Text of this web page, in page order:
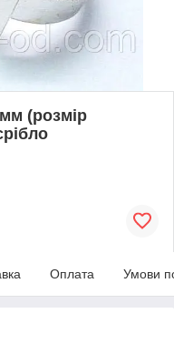
(розмір
Оплата Умови